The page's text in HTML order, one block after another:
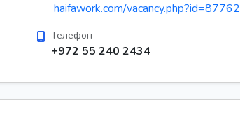
haifawork.com/vacancy.php?id=87762
Телефон
+972 55 240 2434